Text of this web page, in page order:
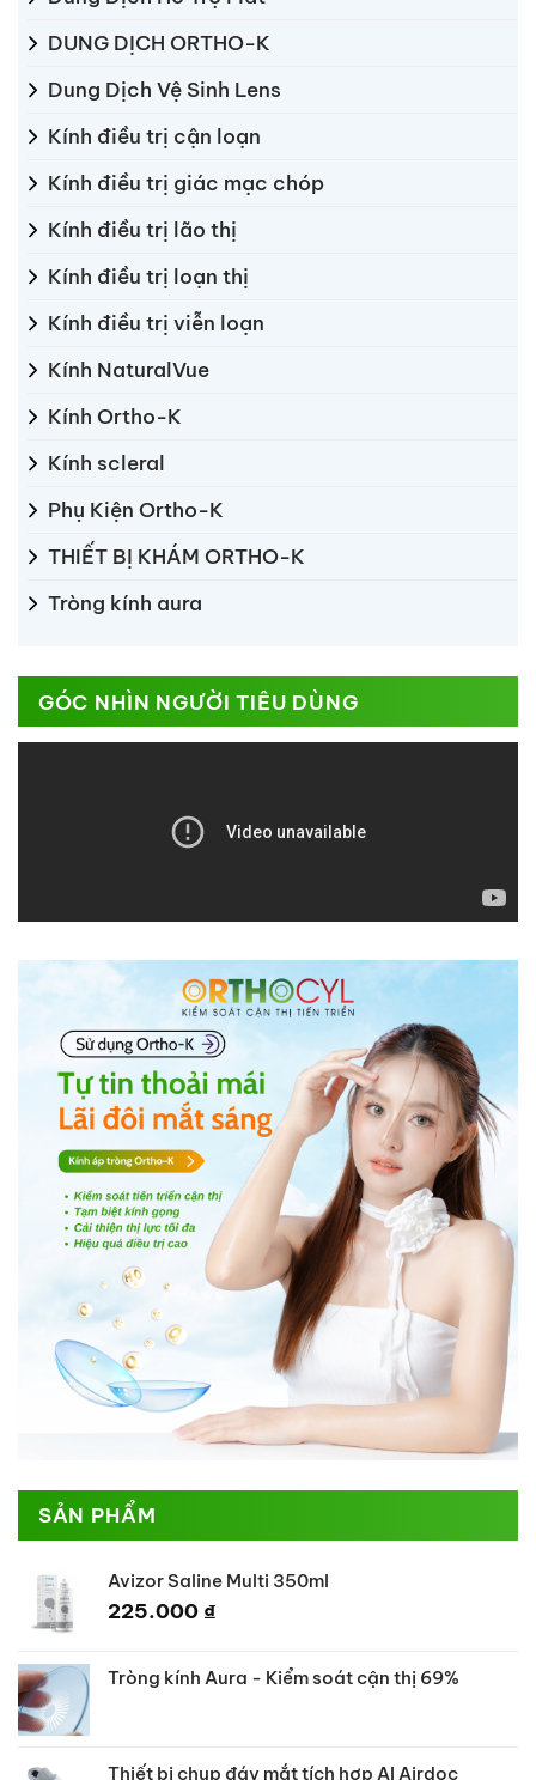
DUNG DỊCH ORTHO-K
Dung Dịch Vệ Sinh Lens
Kính điều trị cận loạn
Kính điều trị giác mạc chóp
Kính điều trị lão thị
Kính điều trị loạn thị
Kính điều trị viễn loạn
Kính NaturalVue
Kính Ortho-K
Kính scleral
Phụ Kiện Ortho-K
THIẾT BỊ KHÁM ORTHO-K
Tròng kính aura
GÓC NHÌN NGƯỜI TIÊU DÙNG
SẢN PHẨM
Avizor Saline Multi 350ml
225.000 ₫
Tròng kính Aura - Kiểm soát cận thị 69%
Thiết bị chụp đáy mắt tích hợp AI Airdoc